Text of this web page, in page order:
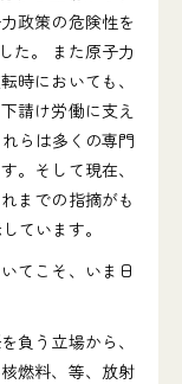
政策の危険性を
た。 また原子力
時においても、
請け労働に支え
らは多くの専門
。そして現在、
までの指摘がも
ています。
てこそ、いま日
負う立場から、
燃料、等、放射